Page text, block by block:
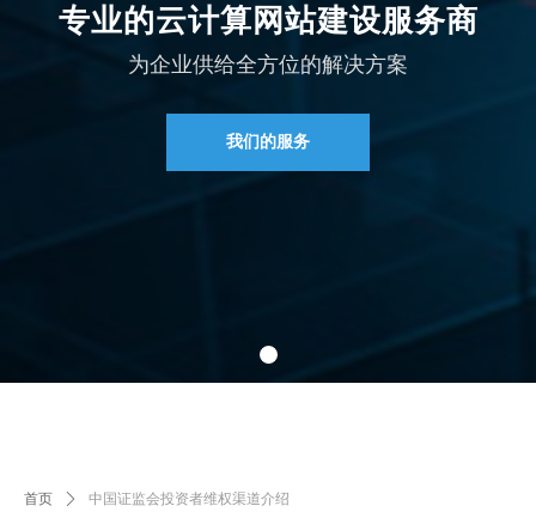
首页 ꄲ 中国证监会投资者维权渠道介绍
为企业供给全方位的解决方案
专业的云计算网站建设服务商
我们的服务